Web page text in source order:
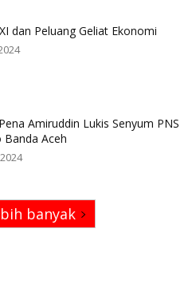
dan Peluang Geliat Ekonomi
Amiruddin Lukis Senyum PNS
Banda Aceh
banyak